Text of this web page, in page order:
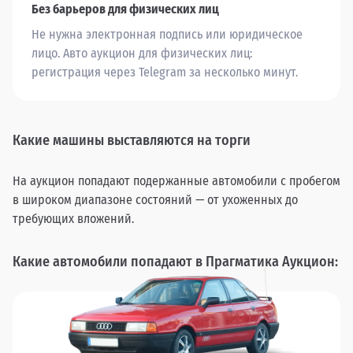
Без барьеров для физических лиц
Не нужна электронная подпись или юридическое
лицо. Авто аукцион для физических лиц:
регистрация через Telegram за несколько минут.
Какие машины выставляются на торги
На аукцион попадают подержанные автомобили с пробегом
в широком диапазоне состояний — от ухоженных до
требующих вложений.
Какие автомобили попадают в Прагматика Аукцион: